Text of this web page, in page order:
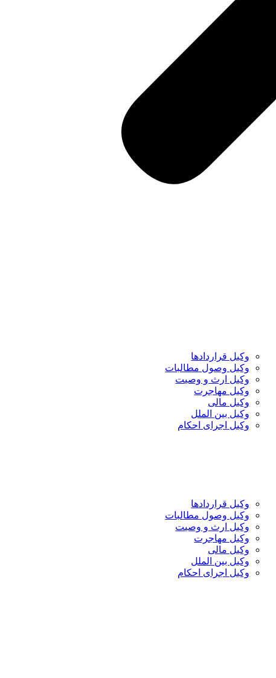
وکیل قراردادها
وکیل وصول مطالبات
وکیل ارث و وصیت
وکیل مهاجرت
وکیل مالی
وکیل بین الملل
وکیل اجرای احکام
وکیل قراردادها
وکیل وصول مطالبات
وکیل ارث و وصیت
وکیل مهاجرت
وکیل مالی
وکیل بین الملل
وکیل اجرای احکام